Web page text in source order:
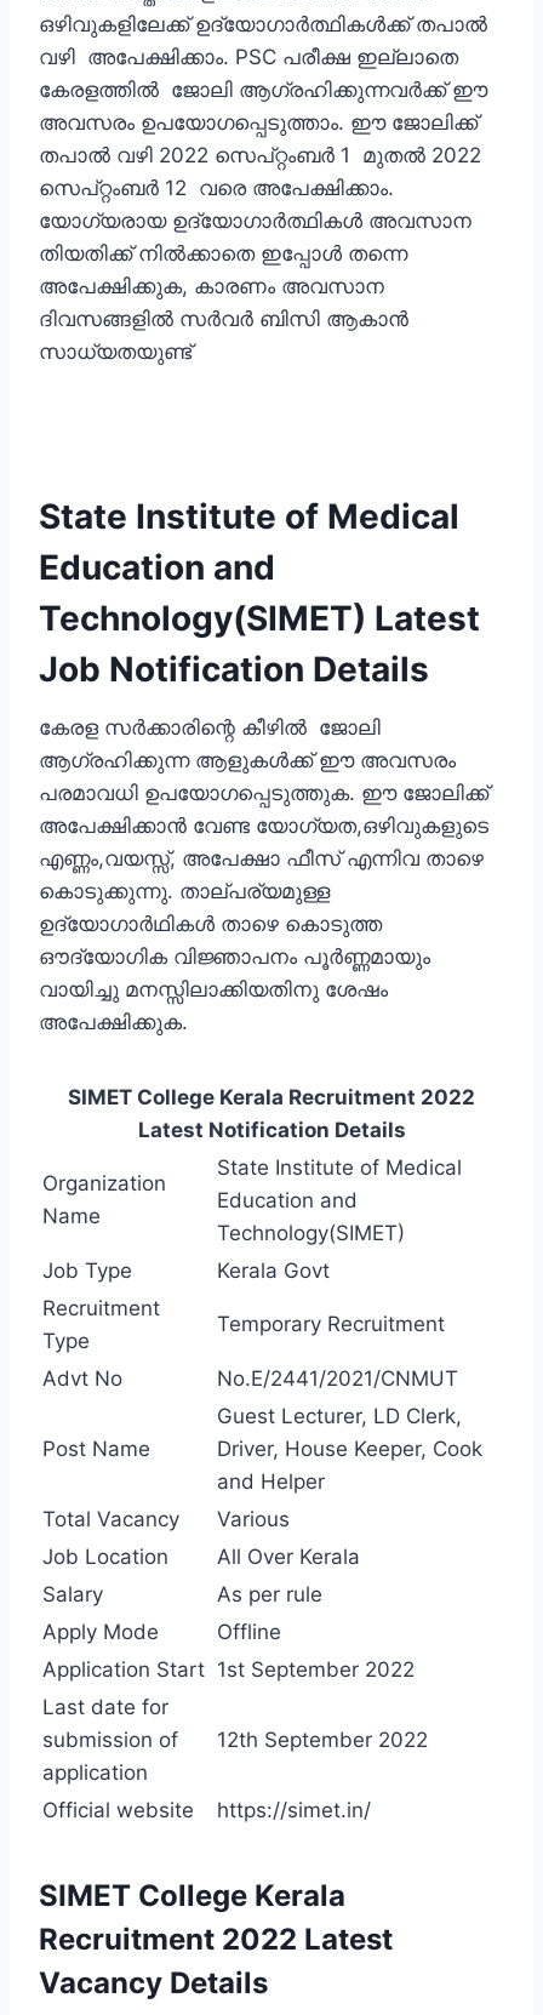
ഒഴിവുകളിലേക്ക് ഉദ്യോഗാര്‍ത്ഥികള്‍ക്ക് തപാല്‍
വഴി അപേക്ഷിക്കാം. PSC പരീക്ഷ ഇല്ലാതെ
കേരളത്തില്‍ ജോലി ആഗ്രഹിക്കുന്നവര്‍ക്ക് ഈ
അവസരം ഉപയോഗപ്പെടുത്താം. ഈ ജോലിക്ക്
തപാല്‍ വഴി 2022 സെപ്റ്റംബര്‍ 1 മുതല്‍ 2022
സെപ്റ്റംബര്‍ 12 വരെ അപേക്ഷിക്കാം.
യോഗ്യരായ ഉദ്യോഗാര്‍ത്ഥികള്‍ അവസാന
തിയതിക്ക് നില്‍ക്കാതെ ഇപ്പോള്‍ തന്നെ
അപേക്ഷിക്കുക, കാരണം അവസാന
ദിവസങ്ങളില്‍ സര്‍വര്‍ ബിസി ആകാന്‍
സാധ്യതയുണ്ട്
State Institute of Medical
Education and
Technology(SIMET) Latest
Job Notification Details
കേരള സര്‍ക്കാരിന്റെ കീഴില്‍ ജോലി
ആഗ്രഹിക്കുന്ന ആളുകള്‍ക്ക് ഈ അവസരം
പരമാവധി ഉപയോഗപ്പെടുത്തുക. ഈ ജോലിക്ക്
അപേക്ഷിക്കാന്‍ വേണ്ട യോഗ്യത,ഒഴിവുകളുടെ
എണ്ണം,വയസ്സ്, അപേക്ഷാ ഫീസ്‌ എന്നിവ താഴെ
കൊടുക്കുന്നു. താല്പര്യമുള്ള
ഉദ്യോഗാര്‍ഥികള്‍ താഴെ കൊടുത്ത
ഔദ്യോഗിക വിജ്ഞാപനം പൂര്‍ണ്ണമായും
വായിച്ചു മനസ്സിലാക്കിയതിനു ശേഷം
അപേക്ഷിക്കുക.
SIMET College Kerala Recruitment 2022
Latest Notification Details
Organization
Name
State Institute of Medical
Education and
Technology(SIMET)
Job Type
Kerala Govt
Recruitment
Type
Temporary Recruitment
Advt No No.E/2441/2021/CNMUT
Post Name
Guest Lecturer, LD Clerk,
Driver, House Keeper, Cook
and Helper
Total Vacancy
Various
Job Location
All Over Kerala
Salary
As per rule
Apply Mode
Offline
Application Start 1st September 2022
Last date for
submission of
application
12th September 2022
Official website https://simet.in/
SIMET College Kerala
Recruitment 2022 Latest
Vacancy Details